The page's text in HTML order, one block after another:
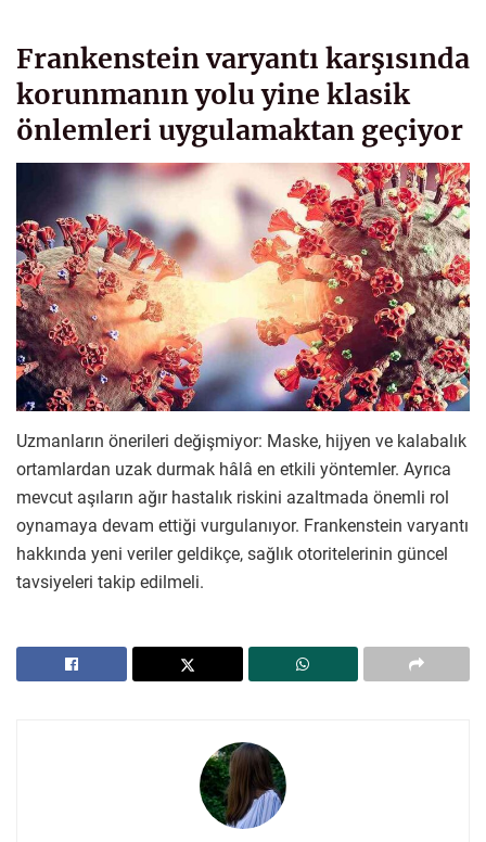
Frankenstein varyantı karşısında
korunmanın yolu yine klasik
önlemleri uygulamaktan geçiyor
Uzmanların önerileri değişmiyor: Maske, hijyen ve kalabalık
ortamlardan uzak durmak hâlâ en etkili yöntemler. Ayrıca
mevcut aşıların ağır hastalık riskini azaltmada önemli rol
oynamaya devam ettiği vurgulanıyor. Frankenstein varyantı
hakkında yeni veriler geldikçe, sağlık otoritelerinin güncel
tavsiyeleri takip edilmeli.